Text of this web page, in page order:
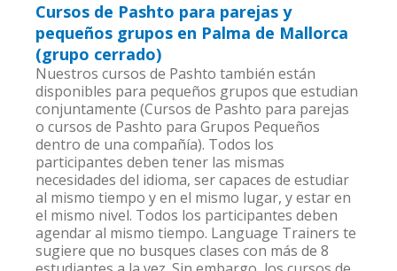
Cursos de Pashto para parejas y
pequeños grupos en Palma de Mallorca
(grupo cerrado)
Nuestros cursos de Pashto también están
disponibles para pequeños grupos que estudian
conjuntamente (Cursos de Pashto para parejas
o cursos de Pashto para Grupos Pequeños
dentro de una compañía). Todos los
participantes deben tener las mismas
necesidades del idioma, ser capaces de estudiar
al mismo tiempo y en el mismo lugar, y estar en
el mismo nivel. Todos los participantes deben
agendar al mismo tiempo. Language Trainers te
sugiere que no busques clases con más de 8